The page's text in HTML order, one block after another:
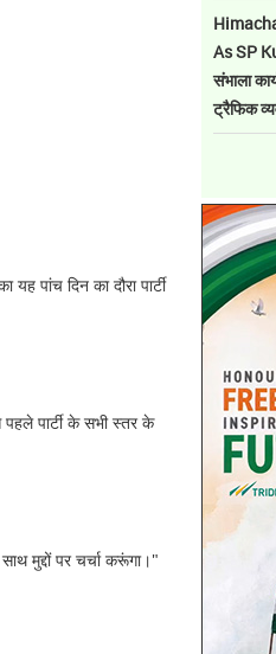
पांच दिन का दौरा पार्टी
पार्टी के सभी स्तर के
मुद्दों पर चर्चा करूंगा।"
As SP
संभाला
ट्रैफिक